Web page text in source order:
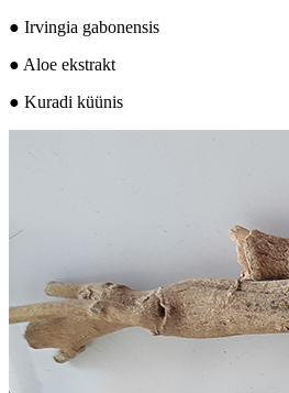
● Irvingia gabonensis
● Aloe ekstrakt
● Kuradi küünis